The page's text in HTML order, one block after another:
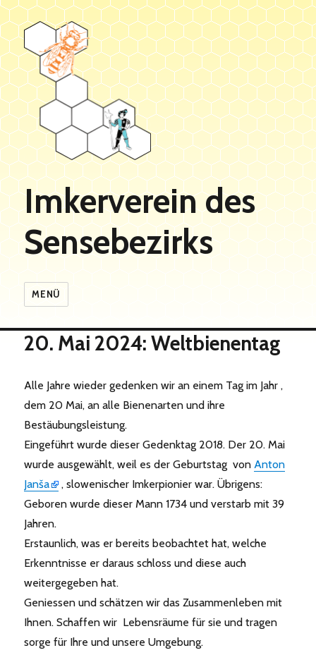
Imkerverein des
Sensebezirks
MENÜ
20. Mai 2024: Weltbienentag
Alle Jahre wieder gedenken wir an einem Tag im Jahr ,
dem 20 Mai, an alle Bienenarten und ihre
Bestäubungsleistung.
Eingeführt wurde dieser Gedenktag 2018. Der 20. Mai
wurde ausgewählt, weil es der Geburtstag vonAnton
Janša
, slowenischer Imkerpionier war. Übrigens:
Geboren wurde dieser Mann 1734 und verstarb mit 39
Jahren.
Erstaunlich, was er bereits beobachtet hat, welche
Erkenntnisse er daraus schloss und diese auch
weitergegeben hat.
Geniessen und schätzen wir das Zusammenleben mit
Ihnen. Schaffen wir Lebensräume für sie und tragen
sorge für Ihre und unsere Umgebung.